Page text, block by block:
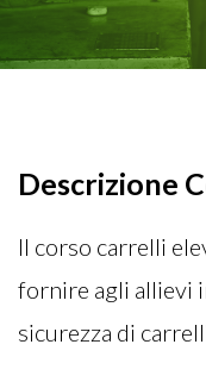
Descrizione
Il corso carrelli
fornire agli allievi
sicurezza di